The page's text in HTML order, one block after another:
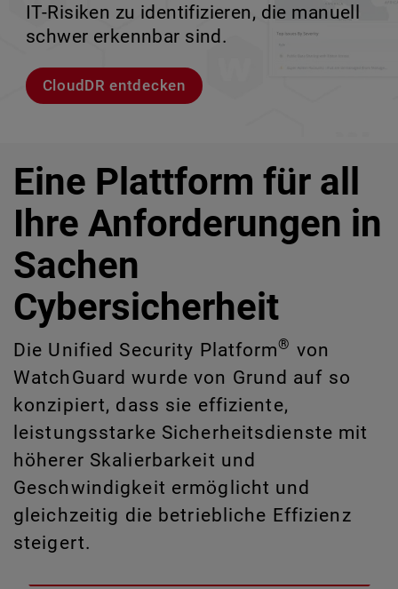
Unternehmensumgebungen.
Modelle entdecken
IT-Risiken zu identifizieren, die manuell
schwer erkennbar sind.
CloudDR entdecken
zu verlieren.
Lernen Sie Rai kennen
ermöglicht.
Lernen Sie WatchGuard EDR kennen
Eine Plattform für all
Ihre Anforderungen in
Sachen
Cybersicherheit
Die Unified Security Platform® von
WatchGuard wurde von Grund auf so
konzipiert, dass sie effiziente,
leistungsstarke Sicherheitsdienste mit
höherer Skalierbarkeit und
Geschwindigkeit ermöglicht und
gleichzeitig die betriebliche Effizienz
steigert.